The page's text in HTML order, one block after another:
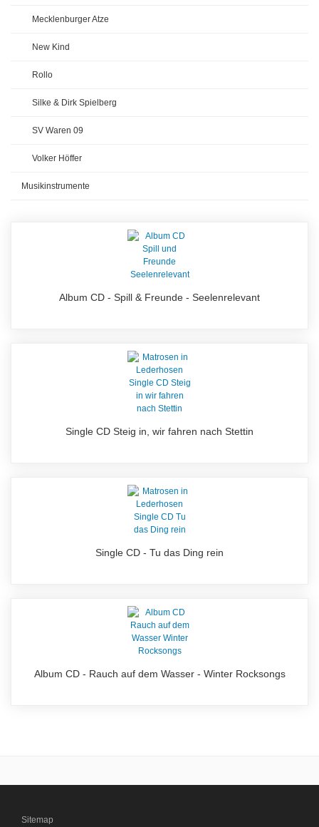
Mecklenburger Atze
New Kind
Rollo
Silke & Dirk Spielberg
SV Waren 09
Volker Höffer
Musikinstrumente
Album CD - Spill & Freunde - Seelenrelevant
Single CD Steig in, wir fahren nach Stettin
Single CD - Tu das Ding rein
Album CD - Rauch auf dem Wasser - Winter Rocksongs
Sitemap